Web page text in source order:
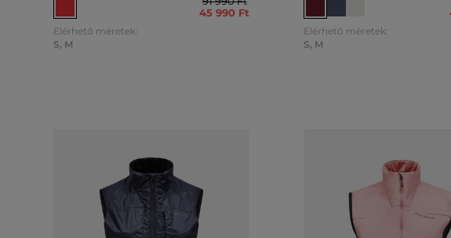
45 990 Ft
Elérhető méretek:
S, M
Elérhető méretek:
S, M